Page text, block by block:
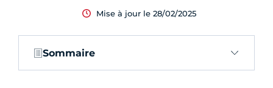
Mise à jour le 28/02/2025
Sommaire